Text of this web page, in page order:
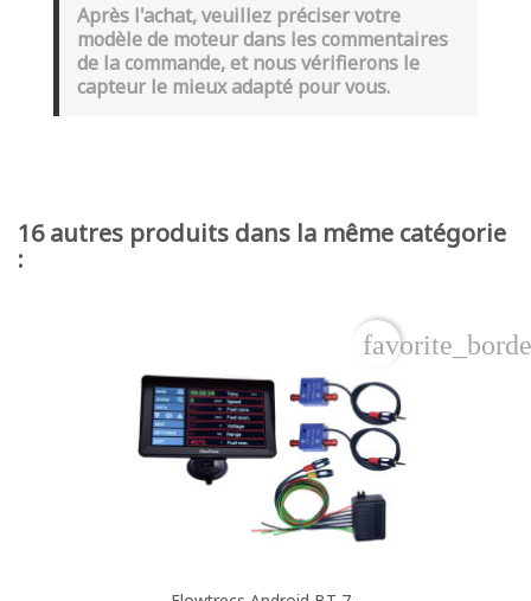
Après l'achat, veuillez préciser votre
modèle de moteur dans les commentaires
de la commande, et nous vérifierons le
capteur le mieux adapté pour vous.
16 autres produits dans la même catégorie
: